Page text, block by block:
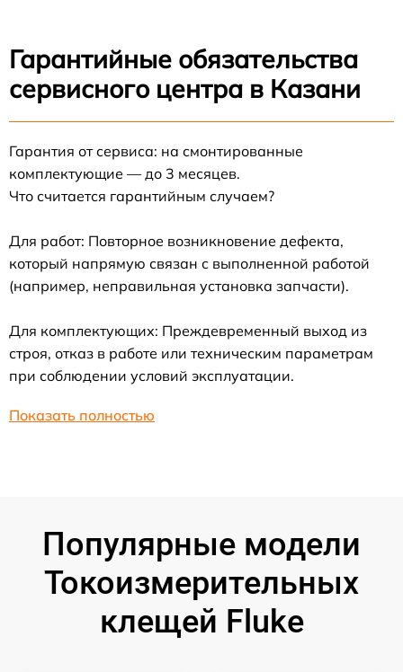
Гарантийные обязательства
сервисного центра в Казани
Гарантия от сервиса: на смонтированные
комплектующие — до 3 месяцев.
Что считается гарантийным случаем?
Для работ: Повторное возникновение дефекта,
который напрямую связан с выполненной работой
(например, неправильная установка запчасти).
Для комплектующих: Преждевременный выход из
строя, отказ в работе или техническим параметрам
при соблюдении условий эксплуатации.
Показать полностью
Популярные модели
Токоизмерительных
клещей Fluke